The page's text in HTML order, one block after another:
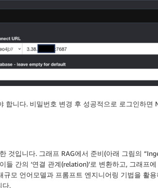
합니다. 비밀번호 변경 후 성공적으로 로그인하면
것입니다. 그래프 RAG에서 준비(아래 그림의
들 간의 ‘연결 관계(relation)’로 변환하고, 그래프
모 언어모델과 프롬프트 엔지니어링 기법을 활용
다.